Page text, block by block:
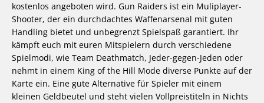
kostenlos angeboten wird. Gun Raiders ist ein Muliplayer-
Shooter, der ein durchdachtes Waffenarsenal mit guten
Handling bietet und unbegrenzt Spielspaß garantiert. Ihr
kämpft euch mit euren Mitspielern durch verschiedene
Spielmodi, wie Team Deathmatch, Jeder-gegen-Jeden oder
nehmt in einem King of the Hill Mode diverse Punkte auf der
Karte ein. Eine gute Alternative für Spieler mit einem
kleinen Geldbeutel und steht vielen Vollpreistiteln in Nichts